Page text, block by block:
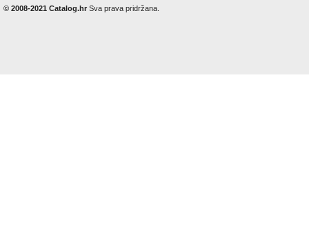
© 2008-2021 Catalog.hr Sva prava pridržana.